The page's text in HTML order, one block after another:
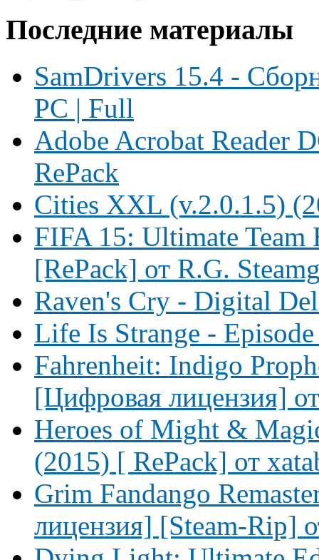
Последние материалы
SamDrivers 15.4 -
PC | Full
Adobe Acrobat Reader
RePack
Cities XXL (v.2.0.1.5)
FIFA 15: Ultimate
[RePack] от R.G.
Raven's Cry - Digital
Life Is Strange -
Fahrenheit: Indigo
[Цифровая лицензия]
Heroes of Might &
(2015) [ RePack] от
Grim Fandango
лицензия] [Steam-Rip]